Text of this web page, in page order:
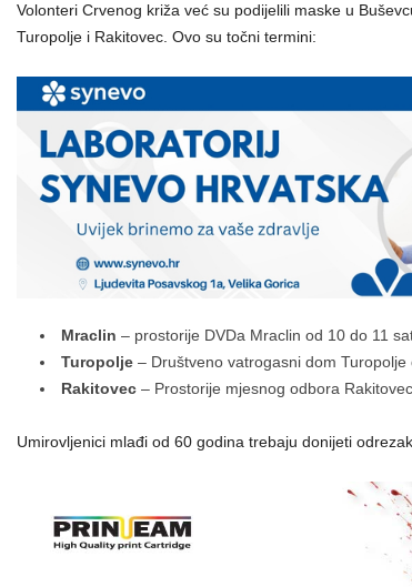
Volonteri Crvenog križa već su podijelili maske u
Turopolje i Rakitovec. Ovo su točni termini:
Mraclin – prostorije DVDa Mraclin od 10 do 11
Turopolje– Društveno vatrogasni dom Turopolje
Rakitovec– Prostorije mjesnog odbora
Umirovljenici mlađi od 60 godina trebaju donijeti